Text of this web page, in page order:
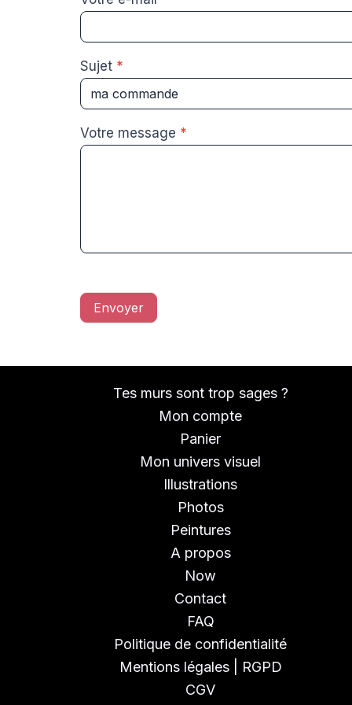
Sujet *
Votre message *
Envoyer
Tes murs sont trop sages ?
Mon compte
Panier
Mon univers visuel
Illustrations
Photos
Peintures
A propos
Now
Contact
FAQ
Politique de confidentialité
Mentions légales | RGPD
CGV